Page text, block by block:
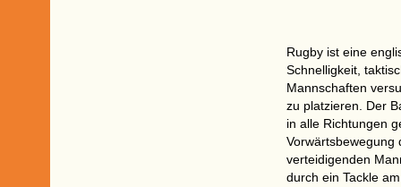
Rugby ist eine
Schnelligkeit,
Mannschaften
zu platzieren. Der
in alle Richtungen
Vorwärtsbewegung
verteidigenden
durch ein Tackle